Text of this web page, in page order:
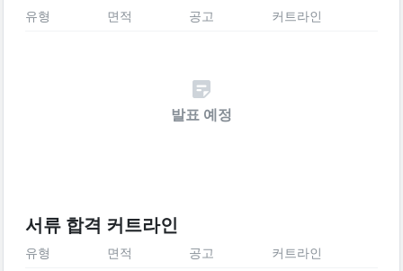
유형 면적 공고 커트라인
발표 예정
서류 합격 커트라인
유형 면적 공고 커트라인